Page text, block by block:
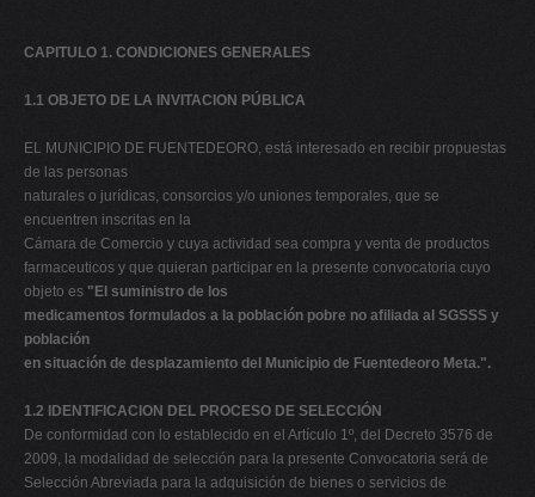
CAPITULO 1. CONDICIONES GENERALES
1.1 OBJETO DE LA INVITACION PÚBLICA
EL MUNICIPIO DE FUENTEDEORO, está interesado en recibir propuestas
de las personas
naturales o jurídicas, consorcios y/o uniones temporales, que se
encuentren inscritas en la
Cámara de Comercio y cuya actividad sea compra y venta de productos
farmaceuticos y que quieran participar en la presente convocatoria cuyo
objeto es "El suministro de los
medicamentos formulados a la población pobre no afiliada al SGSSS y
población
en situación de desplazamiento del Municipio de Fuentedeoro Meta.".
1.2 IDENTIFICACION DEL PROCESO DE SELECCIÓN
De conformidad con lo establecido en el Artículo 1º, del Decreto 3576 de
2009, la modalidad de selección para la presente Convocatoria será de
Selección Abreviada para la adquisición de bienes o servicios de